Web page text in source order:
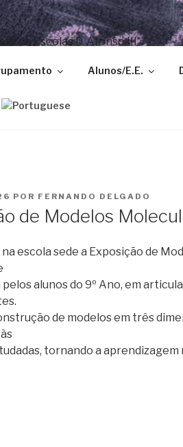
Alunos/E.E.
POR FERNANDO DELGADO
de Modelos
escola sede a Exposição de
alunos do 9º Ano, em
de modelos em três
tornando a aprendizagem